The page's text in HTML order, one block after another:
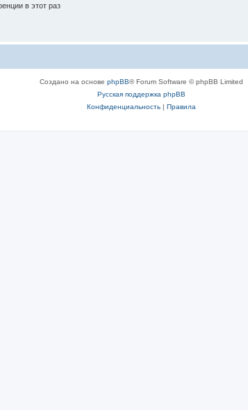
в этот раз
Создано на основе phpBB® Forum Software © phpBB Limited
Русская поддержка phpBB
Конфиденциальность| Правила